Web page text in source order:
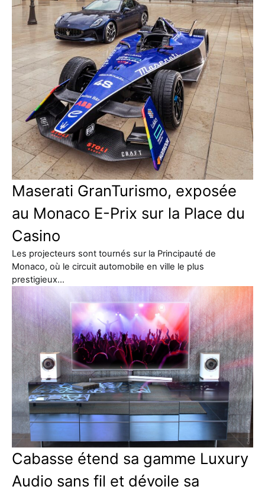
Maserati GranTurismo, exposée
au Monaco E-Prix sur la Place du
Casino
Les projecteurs sont tournés sur la Principauté de
Monaco, où le circuit automobile en ville le plus
prestigieux…
Cabasse étend sa gamme Luxury
Audio sans fil et dévoile sa